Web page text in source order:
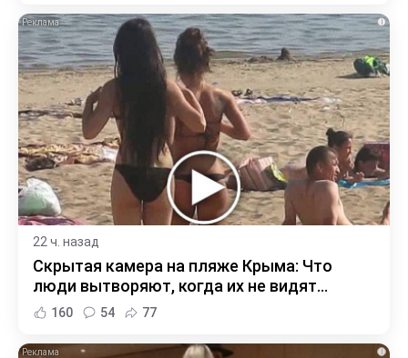
i
22 ч. назад
Скрытая камера на пляже Крыма: Что
люди вытворяют, когда их не видят...
160 54 77
i